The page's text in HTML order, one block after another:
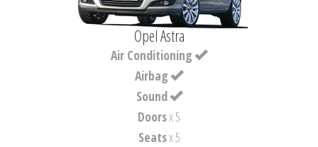
Opel Astra
Air Conditioning
Airbag
Sound
Doorsx 5
Seatsx 5